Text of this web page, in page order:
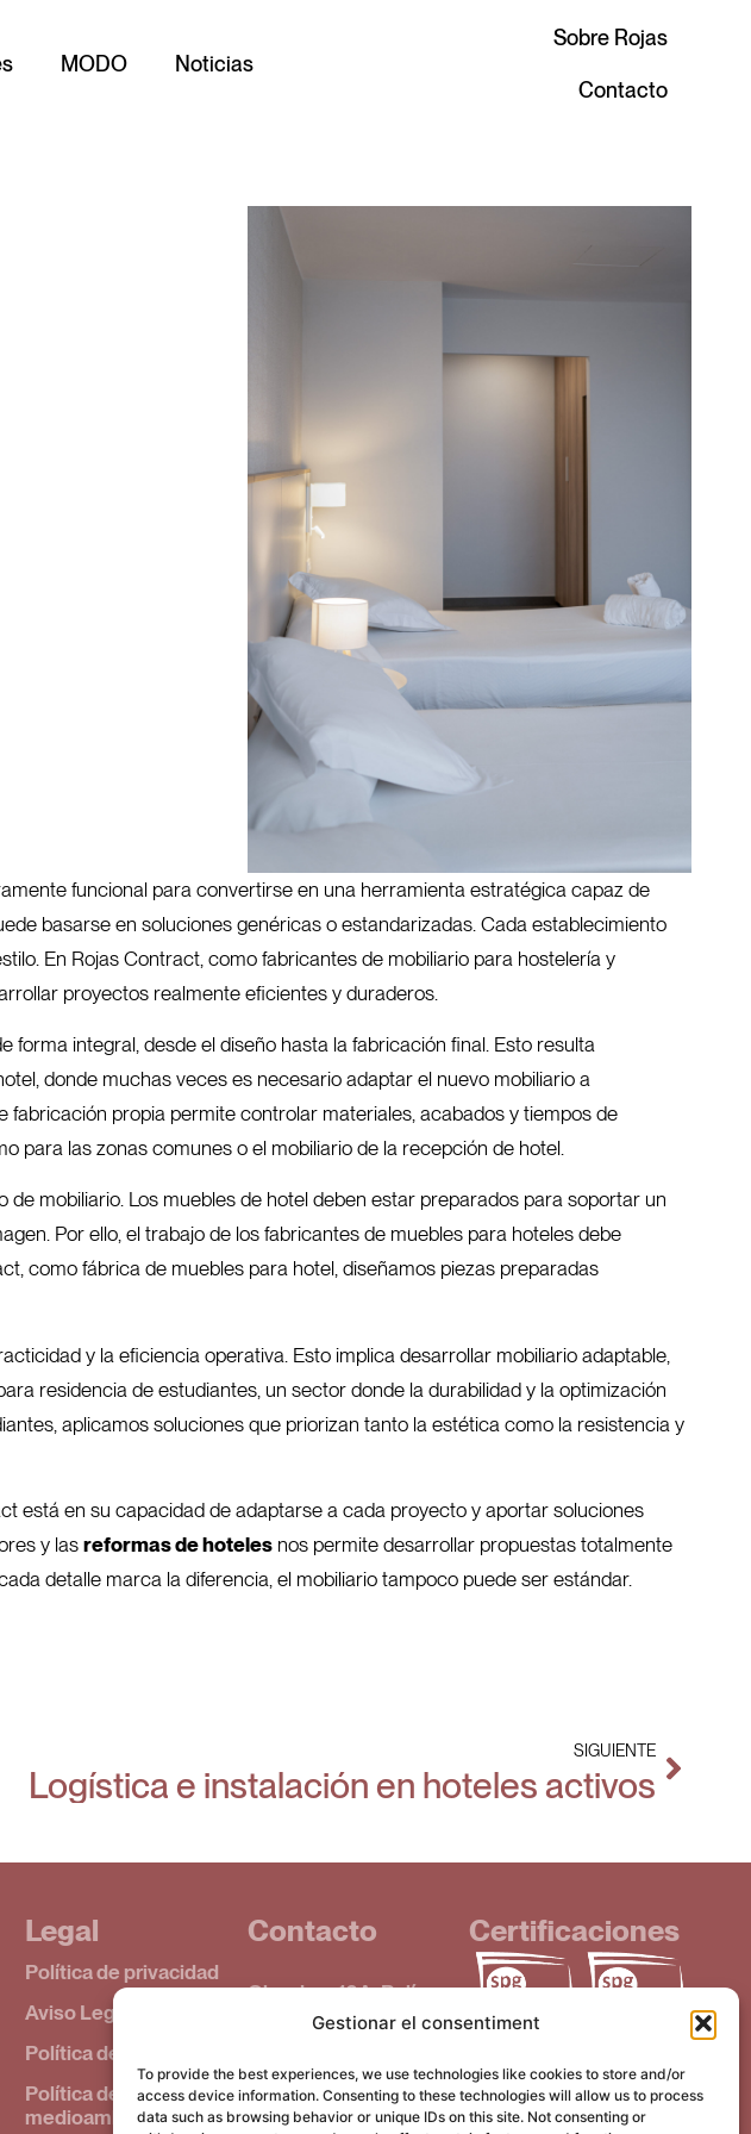
Gestionar el consentiment
To provide the best experiences, we use technologies like cookies to store and/or
access device information. Consenting to these technologies will allow us to process
data such as browsing behavior or unique IDs on this site. Not consenting or
MODO Noticias
Sobre Rojas
Contacto
funcional para convertirse en una herramienta estratégica capaz de
basarse en soluciones genéricas o estandarizadas. Cada establecimiento
En Rojas Contract, como fabricantes de mobiliario para hostelería y
proyectos realmente eficientes y duraderos.
integral, desde el diseño hasta la fabricación final. Esto resulta
donde muchas veces es necesario adaptar el nuevo mobiliario a
propia permite controlar materiales, acabados y tiempos de
para las zonas comunes o el mobiliario de la recepción de hotel.
mobiliario. Los muebles de hotel deben estar preparados para soportar un
Por ello, el trabajo de los fabricantes de muebles para hoteles debe
como fábrica de muebles para hotel, diseñamos piezas preparadas
y la eficiencia operativa. Esto implica desarrollar mobiliario adaptable,
residencia de estudiantes, un sector donde la durabilidad y la optimización
aplicamos soluciones que priorizan tanto la estética como la resistencia y
está en su capacidad de adaptarse a cada proyecto y aportar soluciones
y las reformas de hoteles nos permite desarrollar propuestas totalmente
detalle marca la diferencia, el mobiliario tampoco puede ser estándar.
SIGUIENTE
Logística e instalación en hoteles activos
Legal
Política de privacidad
Aviso Legal
Política de cookies (UE)
Política de calidad y
medioambiente
Contacto
Obradors 16A, Polígon
Santiga
de Mogoda
Certificaciones